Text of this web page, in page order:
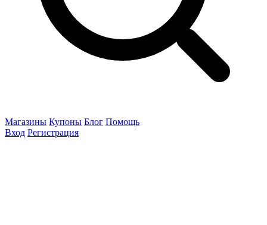
Магазины Купоны Блог Помощь
Вход Регистрация